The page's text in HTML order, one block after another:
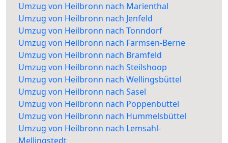
Umzug von Heilbronn nach Marienthal
Umzug von Heilbronn nach Jenfeld
Umzug von Heilbronn nach Tonndorf
Umzug von Heilbronn nach Farmsen-Berne
Umzug von Heilbronn nach Bramfeld
Umzug von Heilbronn nach Steilshoop
Umzug von Heilbronn nach Wellingsbüttel
Umzug von Heilbronn nach Sasel
Umzug von Heilbronn nach Poppenbüttel
Umzug von Heilbronn nach Hummelsbüttel
Umzug von Heilbronn nach Lemsahl-
Mellingstedt